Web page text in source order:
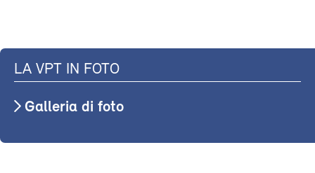
LA VPT IN FOTO
Galleria di foto